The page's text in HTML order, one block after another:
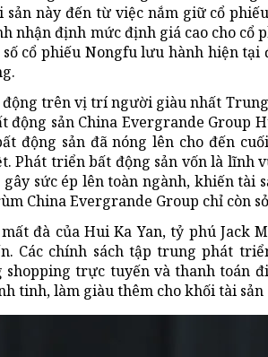
sản này đến từ việc nắm giữ cổ
nhận định mức định giá cao cho
số cổ phiếu Nongfu lưu hành hiện
trên vị trí người giàu nhất
động sản China Evergrande Group
động sản đã nóng lên cho đến
Phát triển bất động sản vốn là lĩnh
sức ép lên toàn ngành, khiến tài
China Evergrande Group chỉ còn
mất đà của Hui Ka Yan, tỷ phú
Các chính sách tập trung phát
shopping trực tuyến và thanh toán
tinh, làm giàu thêm cho khối tài sản